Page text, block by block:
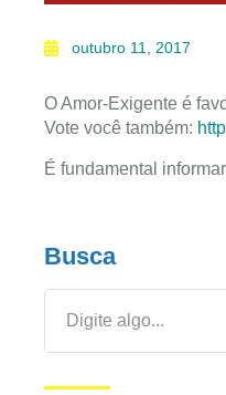
outubro 11, 2017
O Amor-Exigente é
Vote você também:
É fundamental
Busca